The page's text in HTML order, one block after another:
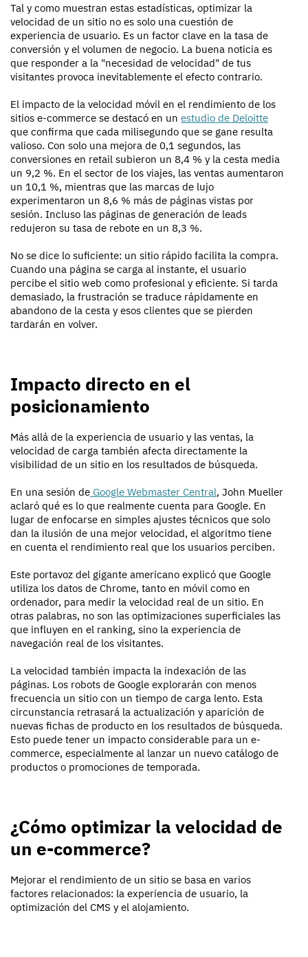
Tal y como muestran estas estadísticas, optimizar la
velocidad de un sitio no es solo una cuestión de
experiencia de usuario. Es un factor clave en la tasa de
conversión y el volumen de negocio. La buena noticia es
que responder a la "necesidad de velocidad" de tus
visitantes provoca inevitablemente el efecto contrario.
El impacto de la velocidad móvil en el rendimiento de los
sitios e-commerce se destacó en un estudio de Deloitte
que confirma que cada milisegundo que se gane resulta
valioso. Con solo una mejora de 0,1 segundos, las
conversiones en retail subieron un 8,4 % y la cesta media
un 9,2 %. En el sector de los viajes, las ventas aumentaron
un 10,1 %, mientras que las marcas de lujo
experimentaron un 8,6 % más de páginas vistas por
sesión. Incluso las páginas de generación de leads
redujeron su tasa de rebote en un 8,3 %.
No se dice lo suficiente: un sitio rápido facilita la compra.
Cuando una página se carga al instante, el usuario
percibe el sitio web como profesional y eficiente. Si tarda
demasiado, la frustración se traduce rápidamente en
abandono de la cesta y esos clientes que se pierden
tardarán en volver.
Impacto directo en el
posicionamiento
Más allá de la experiencia de usuario y las ventas, la
velocidad de carga también afecta directamente la
visibilidad de un sitio en los resultados de búsqueda.
En una sesión de Google Webmaster Central, John Mueller
aclaró qué es lo que realmente cuenta para Google. En
lugar de enfocarse en simples ajustes técnicos que solo
dan la ilusión de una mejor velocidad, el algoritmo tiene
en cuenta el rendimiento real que los usuarios perciben.
Este portavoz del gigante americano explicó que Google
utiliza los datos de Chrome, tanto en móvil como en
ordenador, para medir la velocidad real de un sitio. En
otras palabras, no son las optimizaciones superficiales las
que influyen en el ranking, sino la experiencia de
navegación real de los visitantes.
La velocidad también impacta la indexación de las
páginas. Los robots de Google explorarán con menos
frecuencia un sitio con un tiempo de carga lento. Esta
circunstancia retrasará la actualización y aparición de
nuevas fichas de producto en los resultados de búsqueda.
Esto puede tener un impacto considerable para un e-
commerce, especialmente al lanzar un nuevo catálogo de
productos o promociones de temporada.
¿Cómo optimizar la velocidad de
un e-commerce?
Mejorar el rendimiento de un sitio se basa en varios
factores relacionados: la experiencia de usuario, la
optimización del CMS y el alojamiento.